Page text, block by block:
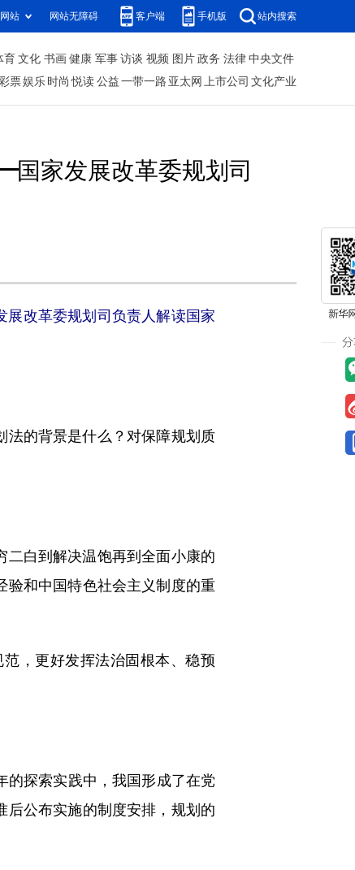
站 网站无障碍 客户端 手机版 站内搜索
育 文化 书画 健康 军事 访谈 视频 图片 政务 法律 中央文件
彩票娱乐 时尚 悦读 公益 一带一路 亚太网 上市公司 文化产业
家发展改革委规划司
改革委规划司负责人解读国家
的背景是什么？对保障规划质
白到解决温饱再到全面小康的
验和中国特色社会主义制度的重
，更好发挥法治固根本、稳预
探索实践中，我国形成了在党
后公布实施的制度安排，规划的